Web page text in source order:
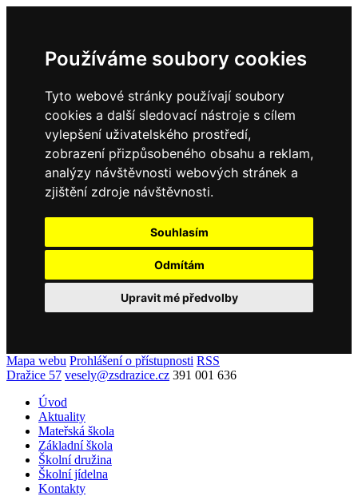
Používáme soubory cookies
Tyto webové stránky používají soubory
cookies a další sledovací nástroje s cílem
vylepšení uživatelského prostředí,
zobrazení přizpůsobeného obsahu a reklam,
analýzy návštěvnosti webových stránek a
zjištění zdroje návštěvnosti.
Souhlasím
Odmítám
Upravit mé předvolby
Mapa webu Prohlášení o přístupnosti RSS
Dražice 57 vesely@zsdrazice.cz 391 001 636
Úvod
Aktuality
Mateřská škola
Základní škola
Školní družina
Školní jídelna
Kontakty